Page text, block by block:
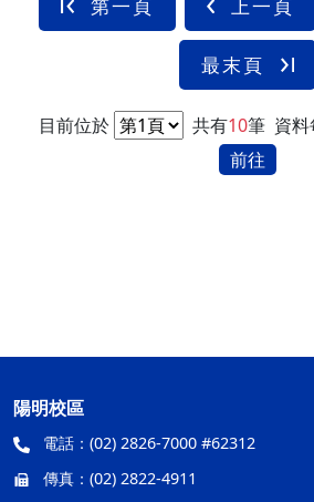
第一頁 上一頁
最末頁
目前位於 共有10筆 資
前往
陽明校區
電話： (02) 2826-7000 #62312
傳真： (02) 2822-4911